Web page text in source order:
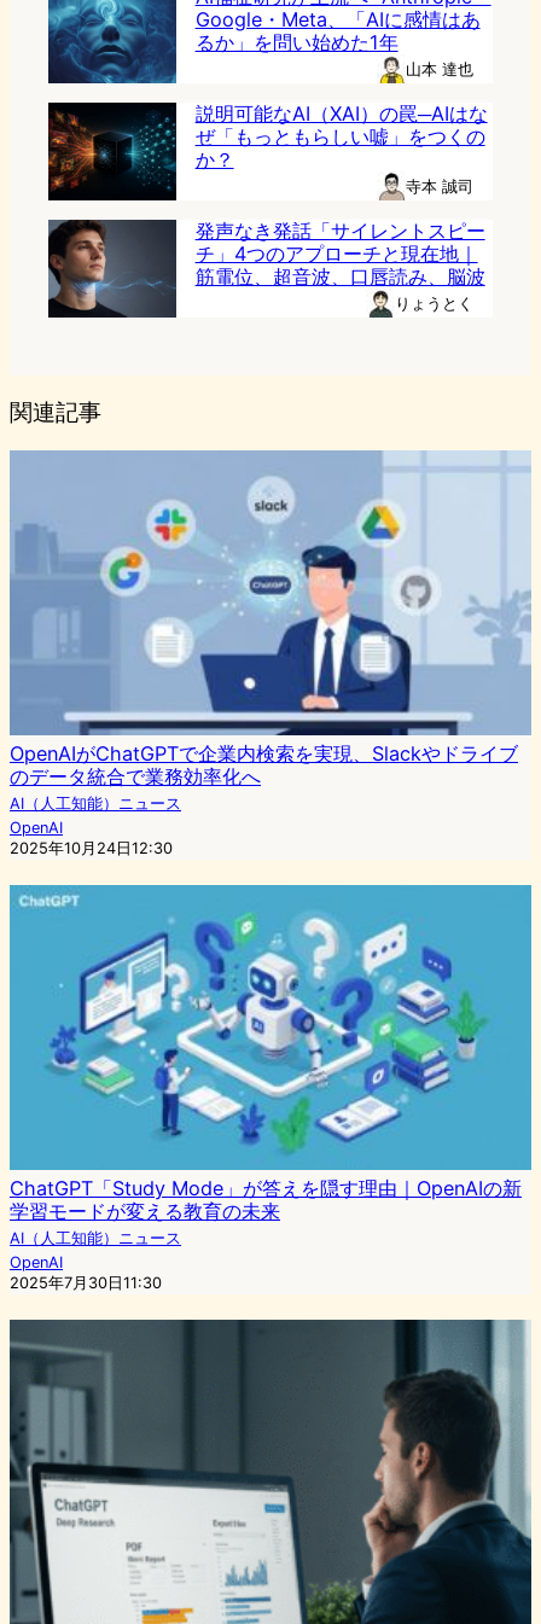
Google・Meta、「AIに感情はあ
るか」を問い始めた1年
山本 達也
説明可能なAI（XAI）の罠─AIはな
ぜ「もっともらしい嘘」をつくの
か？
寺本 誠司
発声なき発話「サイレントスピー
チ」4つのアプローチと現在地｜
筋電位、超音波、口唇読み、脳波
りょうとく
関連記事
OpenAIがChatGPTで企業内検索を実現、Slackやドライブ
のデータ統合で業務効率化へ
AI（人工知能）ニュース
OpenAI
2025年10月24日12:30
ChatGPT「Study Mode」が答えを隠す理由｜OpenAIの新
学習モードが変える教育の未来
AI（人工知能）ニュース
OpenAI
2025年7月30日11:30